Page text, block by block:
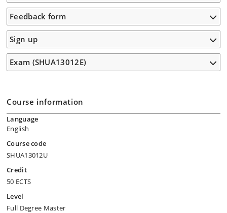
Feedback form
Sign up
Exam (SHUA13012E)
Course information
Language
English
Course code
SHUA13012U
Credit
50 ECTS
Level
Full Degree Master